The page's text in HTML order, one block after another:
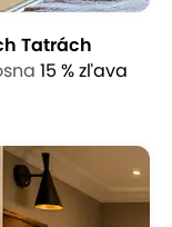
Tatrách
15 % zľava